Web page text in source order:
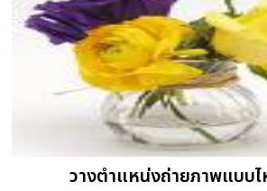
วางตำแหน่งถ่ายภาพแบบ